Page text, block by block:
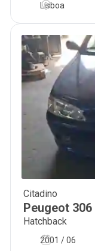
Lisboa
Citadino
Peugeot 306
Hatchback
2001 / 06